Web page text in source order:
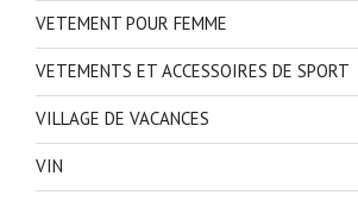
VETEMENT POUR FEMME
VETEMENTS ET ACCESSOIRES DE SPORT
VILLAGE DE VACANCES
VIN